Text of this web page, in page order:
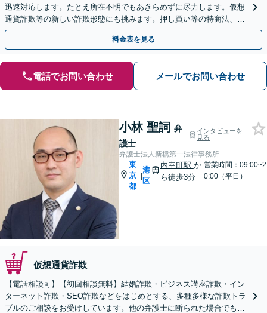
迅速対応します。たとえ所在不明でもあきらめずに尽力します。仮想
通貨詐欺等の新しい詐欺形態にも挑みます。押し買い等の特商法、エ
ステ等の割賦販売法絡みの案件もご相談ください。
料金表を見る
電話でお問い合わせ メールでお問い合わせ
小林 聖詞 弁
護士
インタビューを
見る
弁護士法人新橋第一法律事務所
東
京
都
|
港
区
内幸町駅 か
ら徒歩3分
営業時間：09:00~2
0:00（平日）
仮想通貨詐欺
【電話相談可】【初回相談無料】結婚詐欺・ビジネス講座詐欺・イン
ターネット詐欺・SEO詐欺などをはじめとする、多種多様な詐欺トラ
ブルのご相談をお受けしています。他の弁護士に断られた場合でも、